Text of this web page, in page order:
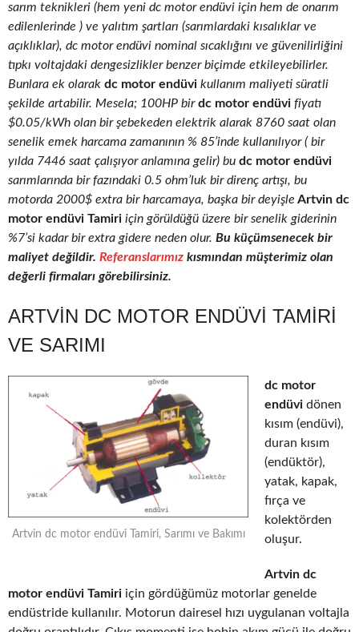
sarım teknikleri (hem yeni dc motor endüvi için hem de onarım
edilenlerinde ) ve yalıtım şartları (sarımlardaki kısalıklar ve
açıklıklar), dc motor endüvi nominal sıcaklığını ve güvenilirliğini
tıpkı voltajdaki dengesizlikler benzer biçimde etkileyebilirler.
Bunlara ek olarak dc motor endüvi kullanım maliyeti süratli
şekilde artabilir. Mesela; 100HP birdc motor endüvi fiyatı
$0.05/kWh olan bir şebekeden elektrik alarak 8760 saat olan
senelik emek harcama zamanının % 85’inde kullanılıyor ( bir
yılda 7446 saat çalışıyor anlamına gelir) bu dc motor endüvi
sarımlarında bir fazındaki 0.5 ohm’luk bir direnç artışı, bu
motorda 2000$ extra bir harcamaya, başka bir deyişle Artvin dc
motor endüvi Tamiri için görüldüğü üzere bir senelik giderinin
%7’si kadar bir extra gidere neden olur. Bu küçümsenecek bir
maliyet değildir. Referanslarımız kısmından müşterimiz olan
değerli firmaları görebilirsiniz.
ARTVIN DC MOTOR ENDÜVI TAMIRI
VE SARIMI
Artvin dc motor endüvi Tamiri, Sarımı ve Bakımı
dc motor
endüvi dönen
kısım (endüvi),
duran kısım
(endüktör),
yatak, kapak,
fırça ve
kolektörden
oluşur.
Artvin dc
motor endüvi Tamiri için gördüğümüz motorlar genelde
endüstride kullanılır. Motorun dairesel hızı uygulanan voltajla